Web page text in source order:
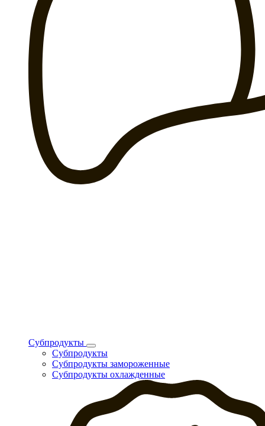
Субпродукты
Субпродукты
Субпродукты замороженные
Субпродукты охлажденные